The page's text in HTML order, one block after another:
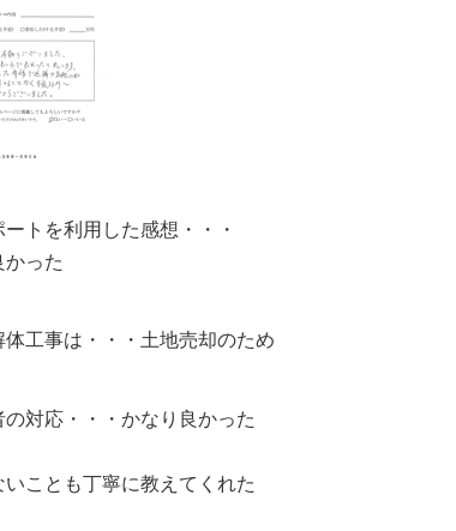
トを利用した感想・・・
かった
工事は・・・ 土地売却のため
の対応・・・かなり良かった
いことも丁寧に教えてくれた